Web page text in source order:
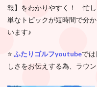
報】をわかりやすく！ 忙
単なトピックが短時間で分
います♪
⭐️ ふたりゴルフyoutubeで
しさをお伝えする為、ラウ